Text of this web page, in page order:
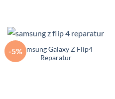
-5%Samsung Galaxy Z Flip4
Reparatur